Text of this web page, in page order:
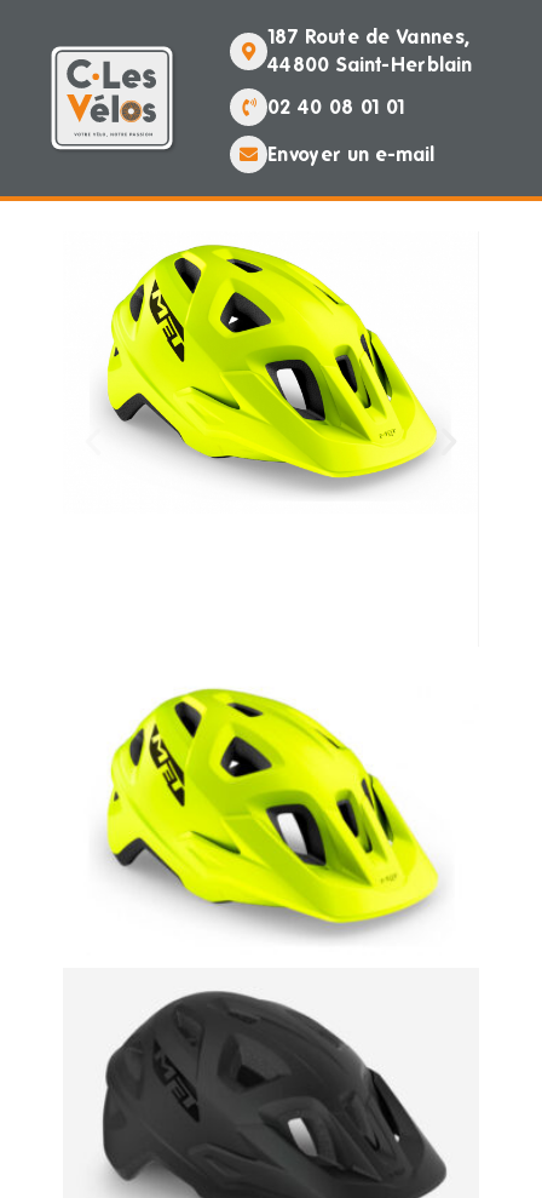
187 Route de Vannes,
44800 Saint-Herblain
02 40 08 01 01
Envoyer un e-mail